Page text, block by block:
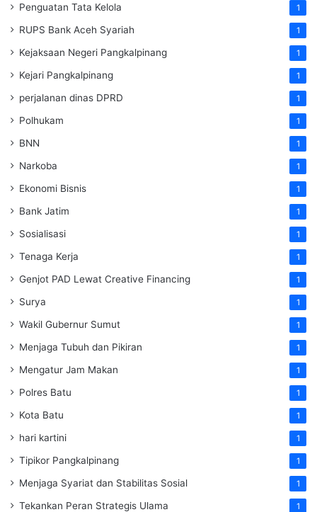
Penguatan Tata Kelola 1
RUPS Bank Aceh Syariah 1
Kejaksaan Negeri Pangkalpinang 1
Kejari Pangkalpinang 1
perjalanan dinas DPRD 1
Polhukam 1
BNN 1
Narkoba 1
Ekonomi Bisnis 1
Bank Jatim 1
Sosialisasi 1
Tenaga Kerja 1
Genjot PAD Lewat Creative Financing 1
Surya 1
Wakil Gubernur Sumut 1
Menjaga Tubuh dan Pikiran 1
Mengatur Jam Makan 1
Polres Batu 1
Kota Batu 1
hari kartini 1
Tipikor Pangkalpinang 1
Menjaga Syariat dan Stabilitas Sosial 1
Tekankan Peran Strategis Ulama 1